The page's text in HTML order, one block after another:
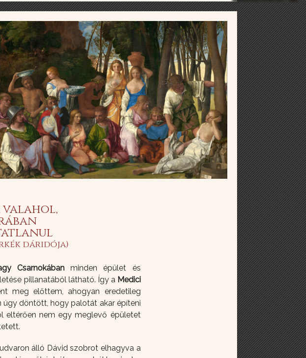
valahol,
dáridója)
Csarnokábanminden épület és
pillanatából látható. Így a Medici
meg előttem, ahogyan eredetileg
döntött, hogy palotát akar építeni
eltérően nem egy meglevő épületet
álló Dávid szobrot elhagyva a